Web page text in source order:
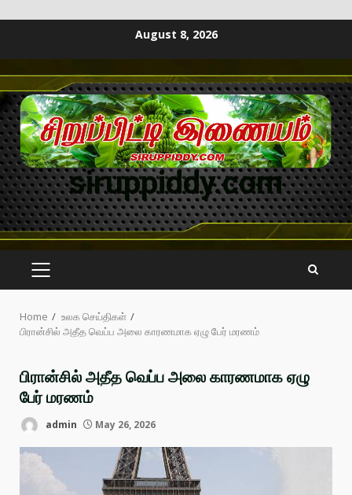
August 8, 2026
siruppiddy.com
Home
உலக செய்திகள்
பிரான்சில் அதீத வெப்ப அலை காரணமாக ஏழு பேர் மரணம்
பிரான்சில் அதீத வெப்ப அலை காரணமாக ஏழு
பேர் மரணம்
admin May 26, 2026